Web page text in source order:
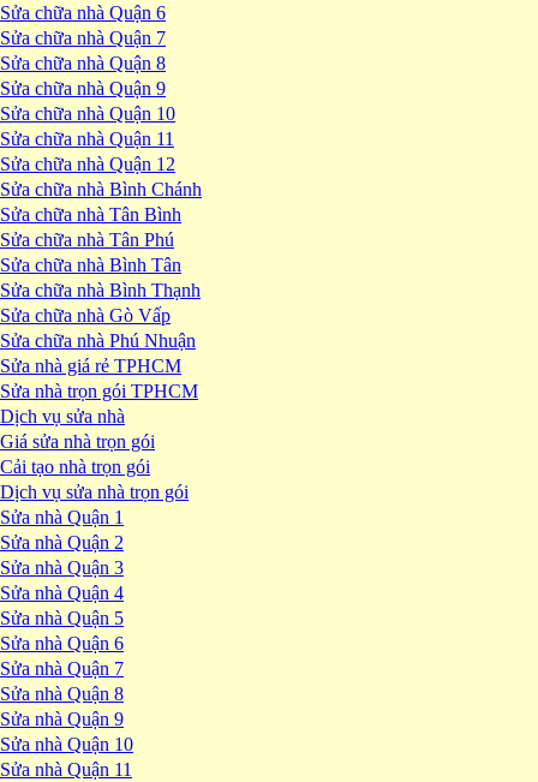
Sửa chữa nhà Quận 6
Sửa chữa nhà Quận 7
Sửa chữa nhà Quận 8
Sửa chữa nhà Quận 9
Sửa chữa nhà Quận 10
Sửa chữa nhà Quận 11
Sửa chữa nhà Quận 12
Sửa chữa nhà Bình Chánh
Sửa chữa nhà Tân Bình
Sửa chữa nhà Tân Phú
Sửa chữa nhà Bình Tân
Sửa chữa nhà Bình Thạnh
Sửa chữa nhà Gò Vấp
Sửa chữa nhà Phú Nhuận
Sửa nhà giá rẻ TPHCM
Sửa nhà trọn gói TPHCM
Dịch vụ sửa nhà
Giá sửa nhà trọn gói
Cải tạo nhà trọn gói
Dịch vụ sửa nhà trọn gói
Sửa nhà Quận 1
Sửa nhà Quận 2
Sửa nhà Quận 3
Sửa nhà Quận 4
Sửa nhà Quận 5
Sửa nhà Quận 6
Sửa nhà Quận 7
Sửa nhà Quận 8
Sửa nhà Quận 9
Sửa nhà Quận 10
Sửa nhà Quận 11